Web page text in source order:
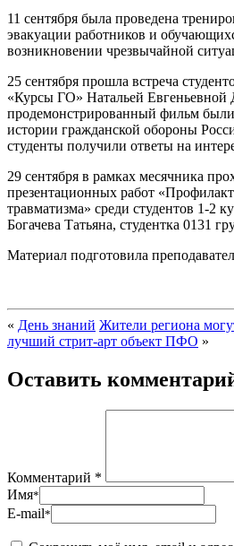
11 сентября была проведена
эвакуации работников и
возникновении чрезвычайной
25 сентября прошла встреча
«Курсы ГО» Натальей Евгеньевной
продемонстрированный фильм
истории гражданской обороны
студенты получили ответы на
29 сентября в рамках месячника
презентационных работ
травматизма» среди студентов 1-2
Богачева Татьяна, студентка 0131
Материал подготовила
« День знаний Жители региона
лучший стрит-арт объект ПФО »
Оставить
Комментарий *
Имя*
E-mail*